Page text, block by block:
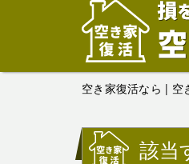
空き家復活なら | 空
該当